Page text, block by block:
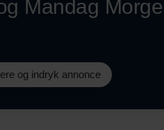
Mandag
og indryk annonce